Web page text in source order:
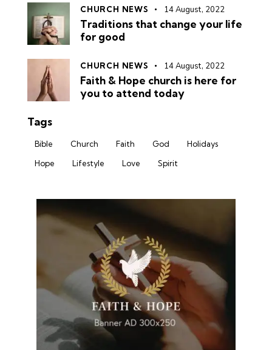
CHURCH NEWS 14 August, 2022
Traditions that change your life
for good
CHURCH NEWS 14 August, 2022
Faith & Hope church is here for
you to attend today
Tags
Bible Church Faith God
Holidays
Hope
Lifestyle Love Spirit